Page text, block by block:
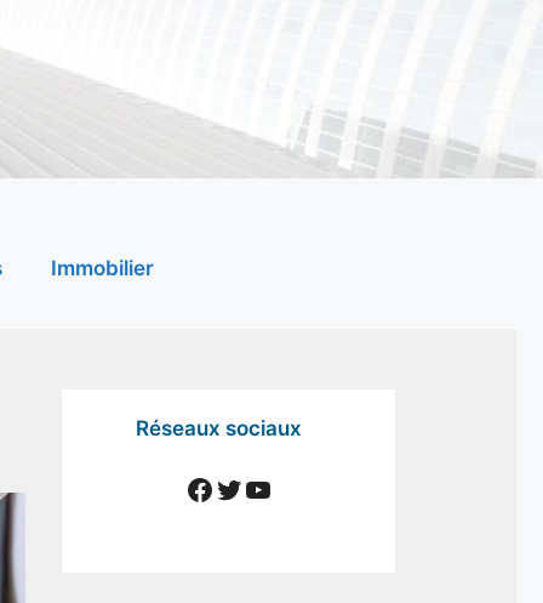
Immobilier
Réseaux sociaux
Facebook
Twitter
YouTube